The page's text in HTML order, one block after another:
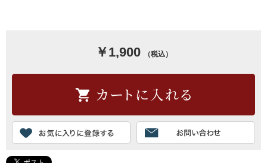
￥1,900 （税込）